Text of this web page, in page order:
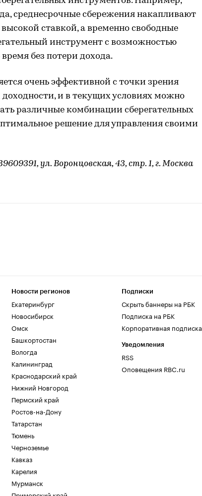
среднесрочные сбережения накапливают
ставкой, а временно свободные
инструмент с возможностью
без потери дохода.
очень эффективной с точки зрения
и в текущих условиях можно
различные комбинации сберегательных
решение для управления своими
ул. Воронцовская, 43, стр. 1, г. Москва
Новости регионов
Екатеринбург
Новосибирск
Омск
Башкортостан
Вологда
Калининград
Краснодарский край
Нижний Новгород
Пермский край
Ростов-на-Дону
Татарстан
Тюмень
Черноземье
Кавказ
Карелия
Мурманск
Подписки
Скрыть баннеры на РБК
Подписка на РБК
Корпоративная подписка
Уведомления
RSS
Оповещения RBC.ru